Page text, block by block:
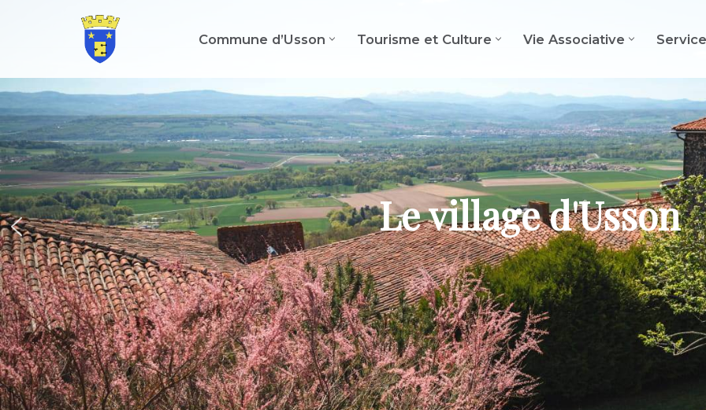
contenu
Commune d’Usson Tourisme et Culture Vie Associative
Le village d'Usson